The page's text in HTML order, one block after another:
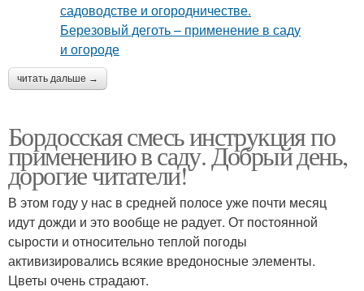
читать дальше →
Бордосская смесь инструкция по
применению в саду. Добрый день,
дорогие читатели!
В этом году у нас в средней полосе уже почти месяц
идут дожди и это вообще не радует. От постоянной
сырости и относительно теплой погоды
активизировались всякие вредоносные элементы.
Цветы очень страдают.